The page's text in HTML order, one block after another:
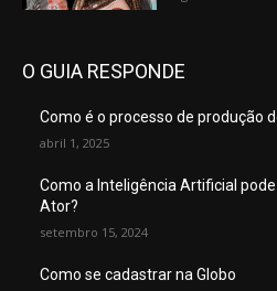
O GUIA RESPONDE
Como é o processo de produção
abril 1, 2025
Como a Inteligência Artificial
Ator?
setembro 15, 2024
Como se cadastrar na Globo